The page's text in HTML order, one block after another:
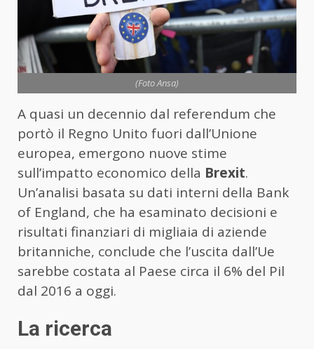
(Foto Ansa)
A quasi un decennio dal referendum che
portò il Regno Unito fuori dall’Unione
europea, emergono nuove stime
sull’impatto economico della Brexit.
Un’analisi basata su dati interni della Bank
of England, che ha esaminato decisioni e
risultati finanziari di migliaia di aziende
britanniche, conclude che l’uscita dall’Ue
sarebbe costata al Paese circa il 6% del Pil
dal 2016 a oggi.
La ricerca